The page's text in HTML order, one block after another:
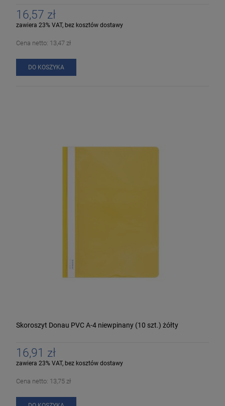
16,57 zł
zawiera 23% VAT, bez kosztów dostawy
Cena netto: 13,47 zł
DO KOSZYKA
Skoroszyt Donau PVC A-4 niewpinany (10 szt.) żółty
16,91 zł
zawiera 23% VAT, bez kosztów dostawy
Cena netto: 13,75 zł